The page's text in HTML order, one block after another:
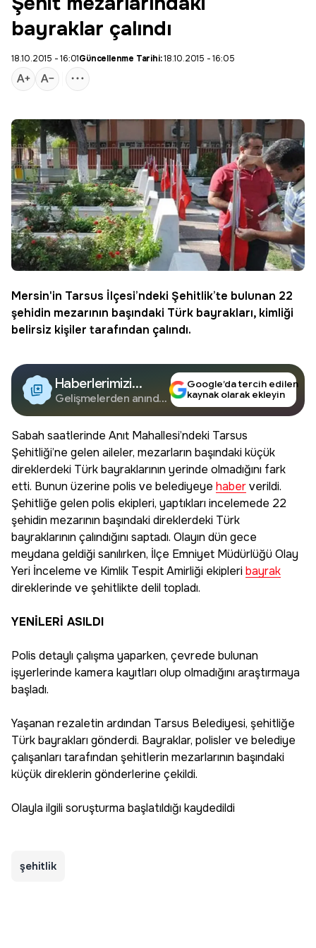
bayraklar çalındı
18.10.2015 - 16:01Güncellenme Tarihi:18.10.2015 - 16:05
Mersin'in Tarsus İlçesi’ndeki Şehitlik’te bulunan 22
şehidin mezarının başındaki Türk bayrakları, kimliği
belirsiz kişiler tarafından çalındı.
Haberlerimizi
Google'da Takip
Edin
Gelişmelerden anında
Google’da tercih edilen
kaynak olarak ekleyin
Sabah saatlerinde Anıt Mahallesi’ndeki Tarsus
Şehitliği’ne gelen aileler, mezarların başındaki küçük
direklerdeki Türk bayraklarının yerinde olmadığını fark
etti. Bunun üzerine polis ve belediyeye haberverildi.
Şehitliğe gelen polis ekipleri, yaptıkları incelemede 22
şehidin mezarının başındaki direklerdeki Türk
bayraklarının çalındığını saptadı. Olayın dün gece
meydana geldiği sanılırken, İlçe Emniyet Müdürlüğü Olay
Yeri İnceleme ve Kimlik Tespit Amirliği ekipleribayrak
direklerinde ve şehitlikte delil topladı.
YENİLERİ ASILDI
Polis detaylı çalışma yaparken, çevrede bulunan
işyerlerinde kamera kayıtları olup olmadığını araştırmaya
başladı.
Yaşanan rezaletin ardından Tarsus Belediyesi, şehitliğe
Türk bayrakları gönderdi. Bayraklar, polisler ve belediye
çalışanları tarafından şehitlerin mezarlarının başındaki
küçük direklerin gönderlerine çekildi.
Olayla ilgili soruşturma başlatıldığı kaydedildi
şehitlik